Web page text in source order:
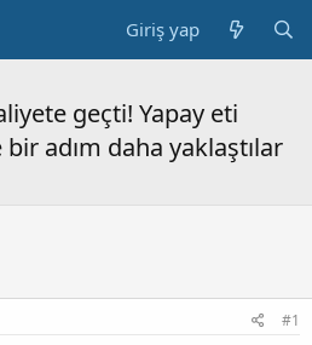
Giriş yap
geçti! Yapay eti
adım daha yaklaştılar
#1